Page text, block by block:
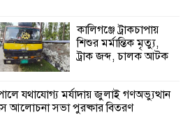
নিখোঁজ জেলের মরদেহ অবশেষে
ইছামতী নদীতে
শ্রীউলা ইউনিয়ন
কালিগঞ্জে ট্রাকচাপায়
শিশুর মর্মান্তিক মৃত্যু,
ট্রাক জব্দ, চালক আটক
যথাযোগ্য মর্যাদায় জুলাই গণঅভ্যুত্থান
আলোচনা সভা পুরষ্কার বিতরণ